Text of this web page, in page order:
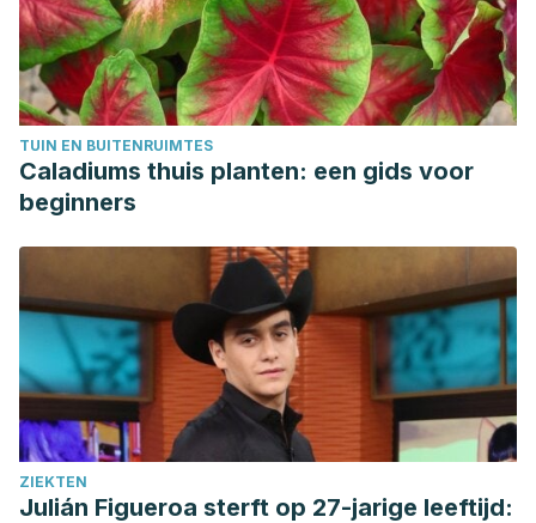
inflammation in the pathogenesis of acne and acne
scarring. Seminars in Cutaneous Medicine and Surgery,
24(2), 79–83. https://doi.org/10.1016/j.sder.2005.03.004
TUIN EN BUITENRUIMTES
Caladiums thuis planten: een gids voor
beginners
ZIEKTEN
Julián Figueroa sterft op 27-jarige leeftijd: